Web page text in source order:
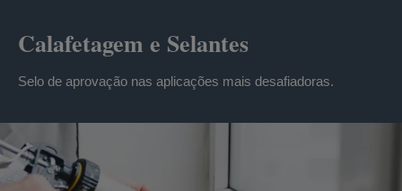
Calafetagem e Selantes
Selo de aprovação nas aplicações mais desafiadoras.